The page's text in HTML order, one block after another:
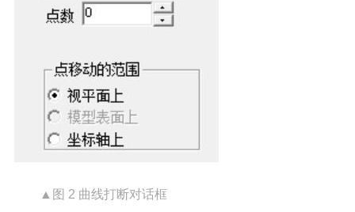
▲图 2 曲线打断对话框